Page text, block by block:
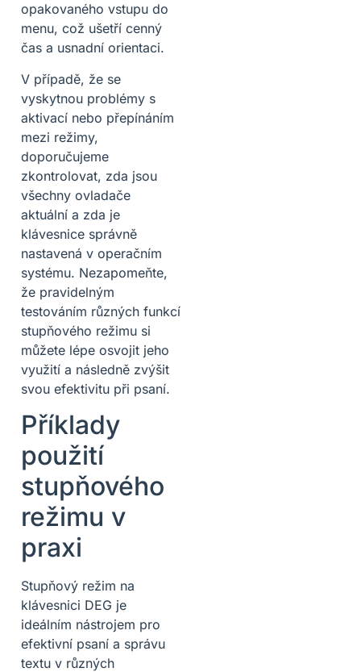
opakovaného vstupu do
menu, což ušetří cenný
čas a usnadní orientaci.
V případě, že se
vyskytnou problémy s
aktivací nebo přepínáním
mezi režimy,
doporučujeme
zkontrolovat, zda jsou
všechny ovladače
aktuální a zda je
klávesnice správně
nastavená v operačním
systému. Nezapomeňte,
že pravidelným
testováním různých funkcí
stupňového režimu si
můžete lépe osvojit jeho
využití a následně zvýšit
svou efektivitu při psaní.
Příklady
použití
stupňového
režimu v
praxi
Stupňový režim na
klávesnici DEG je
ideálním nástrojem pro
efektivní psaní a správu
textu v různých